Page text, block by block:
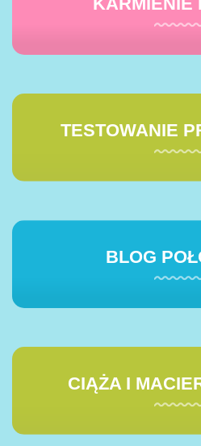
TESTOWANIE
BLOG
CIĄŻA I